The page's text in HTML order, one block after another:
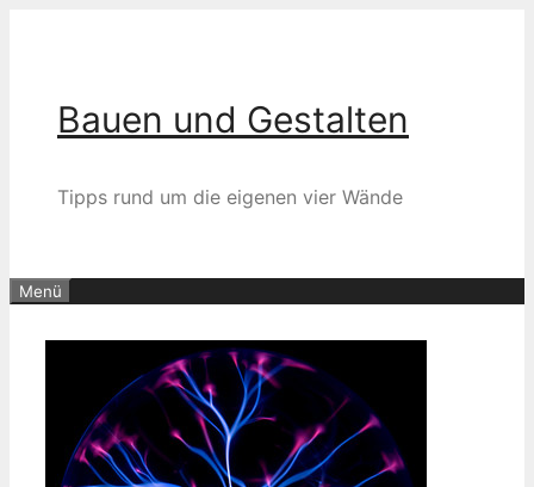
Bauen und Gestalten
Tipps rund um die eigenen vier Wände
Menü